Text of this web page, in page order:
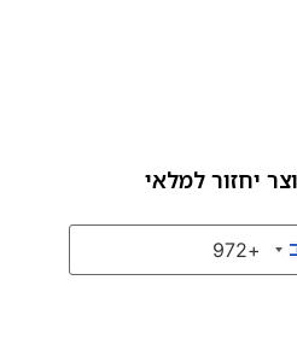
יחזור למלאי
Israel+972